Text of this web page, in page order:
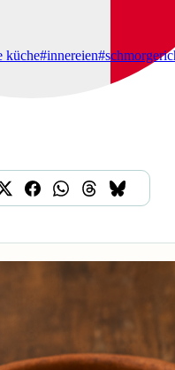
küche#innereien